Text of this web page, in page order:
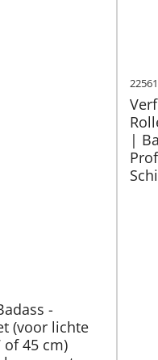
-
(voor lichte
45 cm)
|